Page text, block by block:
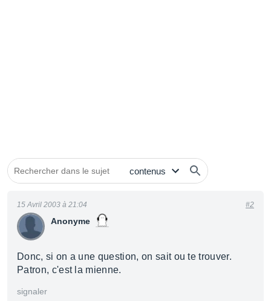
Anonyme
15 Avril 2003 à 21:04 #2
Donc, si on a une question, on sait ou te trouver.
Patron, c'est la mienne.
signaler